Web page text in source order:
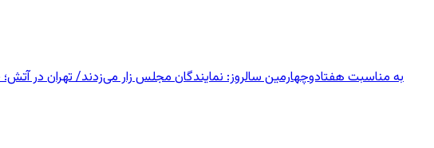
به مناسبت هفتادوچهارمین سالروز: نمایندگان مجلس زار می‌زدند/ تهران در آتش؛ ۳۰ تیر ۱۳۳۱ میدان بهارستان چه خبر بود؟